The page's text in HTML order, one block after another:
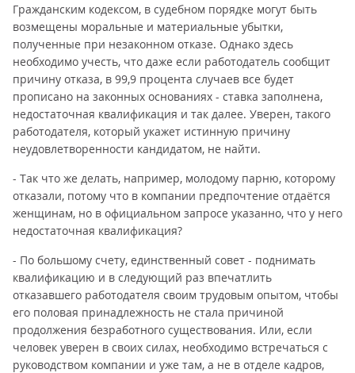
Гражданским кодексом, в судебном порядке могут быть
возмещены моральные и материальные убытки,
полученные при незаконном отказе. Однако здесь
необходимо учесть, что даже если работодатель сообщит
причину отказа, в 99,9 процента случаев все будет
прописано на законных основаниях - ставка заполнена,
недостаточная квалификация и так далее. Уверен, такого
работодателя, который укажет истинную причину
неудовлетворенности кандидатом, не найти.
- Так что же делать, например, молодому парню, которому
отказали, потому что в компании предпочтение отдаётся
женщинам, но в официальном запросе указанно, что у него
недостаточная квалификация?
- По большому счету, единственный совет - поднимать
квалификацию и в следующий раз впечатлить
отказавшего работодателя своим трудовым опытом, чтобы
его половая принадлежность не стала причиной
продолжения безработного существования. Или, если
человек уверен в своих силах, необходимо встречаться с
руководством компании и уже там, а не в отделе кадров,